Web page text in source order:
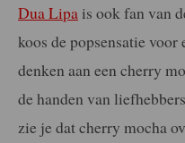
Dua Lipa is ook fan van
koos de popsensatie
denken aan een cherry
de handen van
zie je dat cherry mocha